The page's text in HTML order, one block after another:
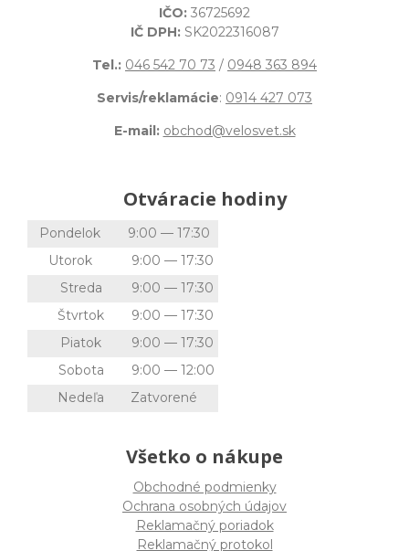
IČO: 36725692
IČ DPH: SK2022316087
Tel.: 046 542 70 73 / 0948 363 894
Servis/reklamácie: 0914 427 073
E-mail: obchod@velosvet.sk
Otváracie hodiny
Pondelok
9:00 — 17:30
Utorok
9:00 — 17:30
Streda
9:00 — 17:30
Štvrtok
9:00 — 17:30
Piatok
9:00 — 17:30
Sobota
9:00 — 12:00
Nedeľa
Zatvorené
Všetko o nákupe
Obchodné podmienky
Ochrana osobných údajov
Reklamačný poriadok
Reklamačný protokol